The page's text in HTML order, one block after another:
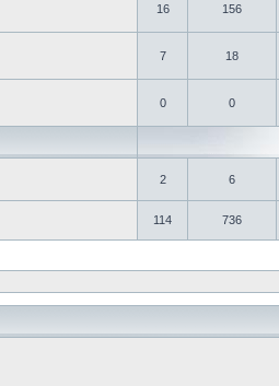
16 156
7 18
0 0
2 6
114 736